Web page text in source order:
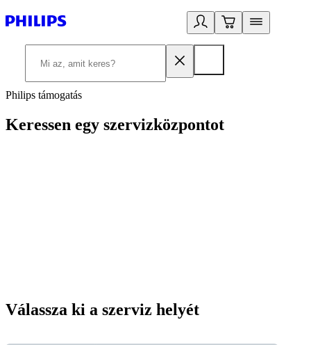
Philips támogatás
Keressen egy szervizközpontot
Válassza ki a szerviz helyét